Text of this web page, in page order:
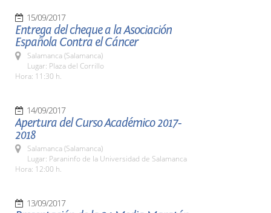
15/09/2017
Entrega del cheque a la Asociación
Española Contra el Cáncer
Salamanca (Salamanca)
Lugar: Plaza del Corrillo
Hora: 11:30 h.
14/09/2017
Apertura del Curso Académico 2017-
2018
Salamanca (Salamanca)
Lugar: Paraninfo de la Universidad de Salamanca
Hora: 12:00 h.
13/09/2017